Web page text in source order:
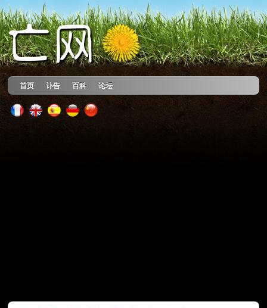
首页 讣告 百科 论坛